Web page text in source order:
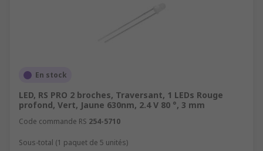
En stock
LED, RS PRO 2 broches, Traversant, 1 LEDs Rouge
profond, Vert, Jaune 630nm, 2.4 V 80 °, 3 mm
Code commande RS 254-5710
Sous-total (1 paquet de 5 unités)